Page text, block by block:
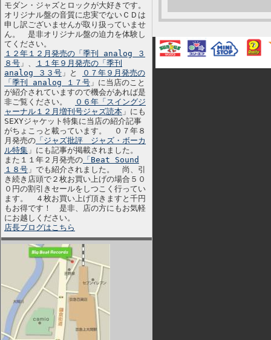
モダン・ジャズとロックが大好きです。
オリジナル盤の音質に忠実でないＣＤは
申し訳ございませんが取り扱っていませ
ん。 是非オリジナル盤の迫力を体験し
てください。
１２年１２月発売の「季刊 analog ３
８号 」、
１１年９月発売の「季刊
analog ３３号 」と
０７年９月発売の
「季刊 analog １７号 」に当店のこと
が紹介されていますので機会があれば是
非ご覧ください。
０６年「スイングジ
ャーナル１２月増刊号ジャズ読本 」にも
SEXYジャケット特集に当店の紹介記事
がちょこっと載っています。 ０７年８
月発売の 「ジャズ批評 ジャズ・ボーカ
ル特集 」にも記事が掲載されました。
また１１年２月発売の 「Beat Sound
１８号 」でも紹介されました。 尚、引
き続き店頭で２枚お買い上げの場合５０
０円の割引きセールをしつこく行ってい
ます。 ４枚お買い上げ頂きますと千円
もお得です！ 是非、店の方にもお気軽
にお越しください。
店長ブログはこちら